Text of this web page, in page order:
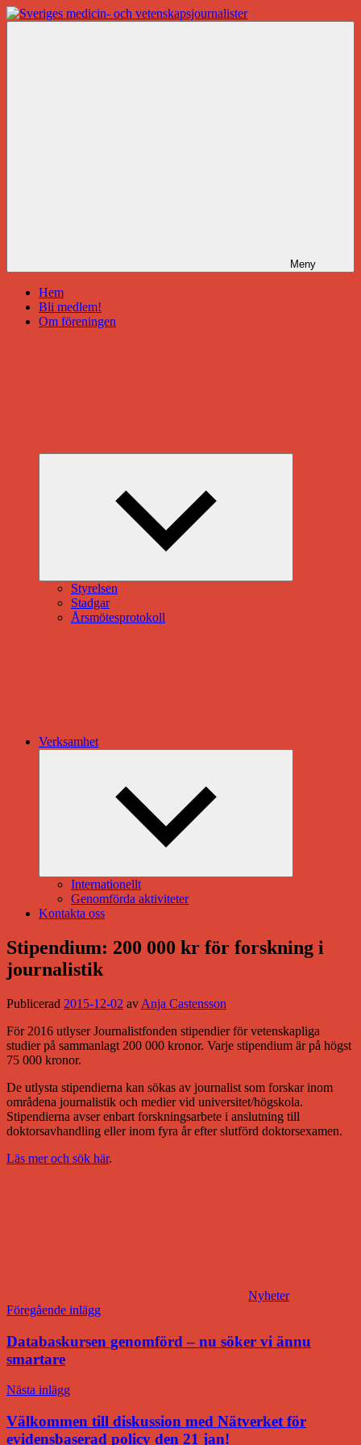
Hoppa
till
Meny
Hem
Bli medlem!
Om föreningen
Styrelsen
Stadgar
Årsmötesprotokoll
Verksamhet
Internationellt
Genomförda aktiviteter
Kontakta oss
Stipendium: 200 000 kr för forskning i
journalistik
Publicerad 2015-12-02 av Anja Castensson
För 2016 utlyser Journalistfonden stipendier för vetenskapliga
studier på sammanlagt 200 000 kronor. Varje stipendium är på högst
75 000 kronor.
De utlysta stipendierna kan sökas av journalist som forskar inom
områdena journalistik och medier vid universitet/högskola.
Stipendierna avser enbart forskningsarbete i anslutning till
doktorsavhandling eller inom fyra år efter slutförd doktorsexamen.
Läs mer och sök här.
Nyheter
Inläggsnavigering
Föregående inlägg
Databaskursen genomförd – nu söker vi ännu
smartare
Nästa inlägg
Välkommen till diskussion med Nätverket för
evidensbaserad policy den 21 jan!